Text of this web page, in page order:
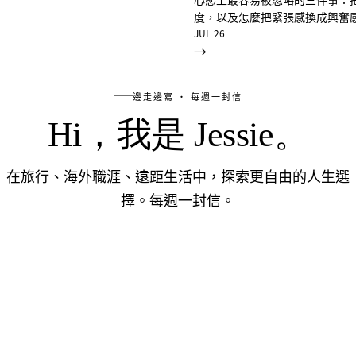
度，以及怎麼把緊張感換成興奮
JUL 26
→
邊走邊寫 · 每週一封信
Hi，我是 Jessie。
在旅行、海外職涯、遠距生活中，探索更自由的人生選
擇。每週一封信。